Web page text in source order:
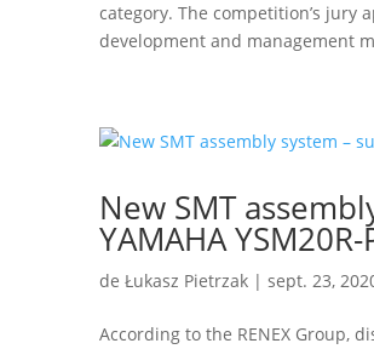
category. The competition’s
development and management
New SMT
YAMAHA YSM20R-
de Łukasz Pietrzak| sept. 23,
According to the RENEX Group,